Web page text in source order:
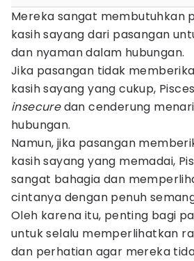
Mereka sangat membutuhkan
kasih sayang dari pasangan
dan nyaman dalam hubungan.
Jika pasangan tidak
kasih sayang yang cukup,
insecuredan cenderung
hubungan.
Namun, jika pasangan
kasih sayang yang memadai,
sangat bahagia dan
cintanya dengan penuh
Oleh karena itu, penting bagi
untuk selalu memperlihatkan
dan perhatian agar mereka